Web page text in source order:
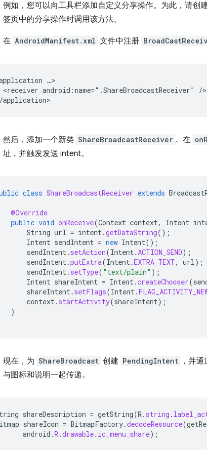
例如，您可以向工具栏添加自定义分享操作。为此，请创
签页中的分享操作时调用该方法。
在 AndroidManifest.xml 文件中注册
<receiver android:name=".ShareBroadcastReceiver"
/>
然后，添加一个新类 ShareBroadcastReceiver 。在
址，并触发发送 intent。
class ShareBroadcastReceiver extends
@Override
public void onReceive(Context context, Intent
String url = intent.getDataString();
Intent sendIntent = new Intent();
sendIntent. setAction(Intent.ACTION_SEND);
sendIntent.putExtra(Intent.EXTRA_TEXT, url);
sendIntent. setType( "text/plain" );
Intent shareIntent = Intent.createChooser(
shareIntent. setFlags(Intent.
context. startActivity(shareIntent);
}
现在，为 ShareBroadcast 创建 PendingIntent ，并通
与图标和说明一起传递。
shareDescription = getString(R . string .
shareIcon = BitmapFactory.decodeResource(
android .R .drawable. ic_menu_share);